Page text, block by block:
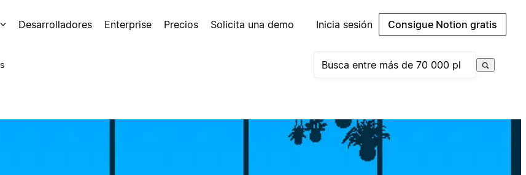
Desarrolladores Enterprise Precios Solicita una demo Inicia sesión Consigue Notion gratis